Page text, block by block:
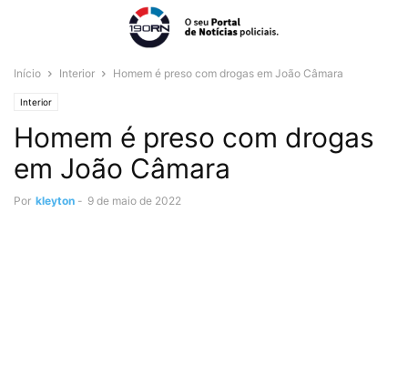
Início Interior Homem é preso com drogas em João Câmara
Interior
Homem é preso com drogas
em João Câmara
Por kleyton - 9 de maio de 2022